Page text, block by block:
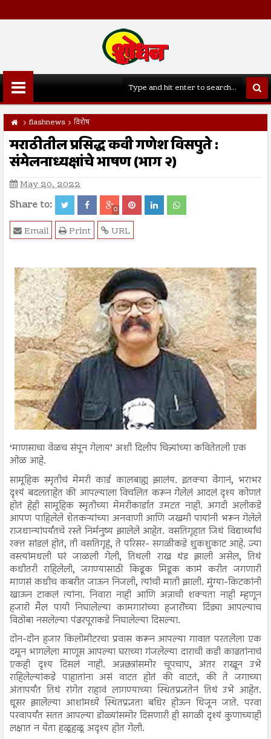
flashnews विशेष
मराठीतील प्रसिद्ध कवी गणेश विसपुते :
संमेलनाध्यक्षांचे भाषण (भाग २)
May 20, 2022
Share to: 0
URL
Print
Email
‘माणसाचा वेळच संपून गेलाय’ अशी दिलीप चित्र्यांच्या कवितेतली एक
ओळ आहे.
सामूहिक स्मृतीचं मेमरी कार्ड कालबाह्य झालंय. इतक्या वेगानं, भराभर
दृश्यं बदलताहेत की आपल्याला विचलित करून गेलेलं आदलं दृश्य कोणतं
होतं हेही सामूहिक स्मृतीच्या मेमरीकार्डात उमटत नाही. अगदी अलीकडे
आपण पाहिलेले शेतकऱ्यांच्या अनवाणी आणि जखमी पायांनी भरून गेलेले
राजधान्यांपर्यंतचे रस्ते निर्मनुष्य झालेले आहेत. वसतिगृहात जिथं विद्यार्थ्यांचं
रक्त सांडलं होतं, ती वसतिगृहं, ते परिसर- सगळीकडे शुकशुकाट आहे. ज्या
वस्त्यांमधली घरं जाळली गेली, तिथली राख थंड झाली असेल, तिथं
कधीतरी राहिलेली, जगण्यासाठी किडूक मिडूक कामं करीत जगणारी
माणसं कधीच कबरीत जाऊन निजली, त्यांची माती झाली. मुंग्या-किटकांनी
खाऊन टाकलं त्यांना. निवारा नाही आणि अन्नाची शक्यता नाही म्हणून
हजारो मैल पायी निघालेल्या कामगारांच्या हजारोंच्या दिंड्या आपल्याच
विठोबा नसलेल्या पंढरपूराकडे निघालेल्या दिसल्या.
दोन-दोन हजार किलोमीटरचा प्रवास करून आपल्या गावात परतलेला एक
दमून भागलेला माणूस आपल्या घराच्या गंजलेल्या दाराची कडी काढतांनाचं
एकही दृश्य दिसलं नाही. अन्नछत्रांसमोर चूपचाप, अंतर राखून उभे
राहिलेल्यांकडे पाहातांना असं वाटत होतं की वाटतं, की ते जगाच्या
अंतापर्यंत तिथं रांगेत राहावं लागण्याच्या स्थितप्रज्ञतेनं तिथं उभे आहेत.
धूसर झालेल्या आशांमध्ये स्थितप्रज्ञता बधिर होऊन थिजून जाते. परवा
परवापर्यंत सतत आपल्या डोळ्यांसमोर दिसणारी ही सगळी दृश्यं कुणाच्याही
लक्षात न येता हळूहळू अदृश्य होत गेली.